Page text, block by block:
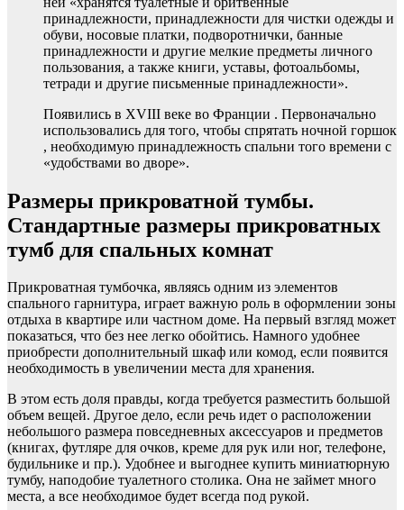
принадлежности, принадлежности для чистки одежды и
обуви, носовые платки, подворотнички, банные
принадлежности и другие мелкие предметы личного
пользования, а также книги, уставы, фотоальбомы,
тетради и другие письменные принадлежности».
Появились в XVIII веке во Франции . Первоначально
использовались для того, чтобы спрятать ночной горшок
, необходимую принадлежность спальни того времени с
«удобствами во дворе».
Размеры прикроватной тумбы.
Стандартные размеры прикроватных
тумб для спальных комнат
Прикроватная тумбочка, являясь одним из элементов
спального гарнитура, играет важную роль в оформлении зоны
отдыха в квартире или частном доме. На первый взгляд может
показаться, что без нее легко обойтись. Намного удобнее
приобрести дополнительный шкаф или комод, если появится
необходимость в увеличении места для хранения.
В этом есть доля правды, когда требуется разместить большой
объем вещей. Другое дело, если речь идет о расположении
небольшого размера повседневных аксессуаров и предметов
(книгах, футляре для очков, креме для рук или ног, телефоне,
будильнике и пр.). Удобнее и выгоднее купить миниатюрную
тумбу, наподобие туалетного столика. Она не займет много
места, а все необходимое будет всегда под рукой.